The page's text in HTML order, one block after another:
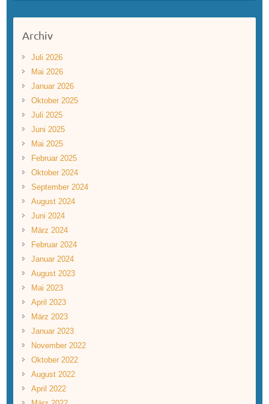
Archiv
Juli 2026
Mai 2026
Januar 2026
Oktober 2025
Juli 2025
Juni 2025
Mai 2025
Februar 2025
Oktober 2024
September 2024
August 2024
Juni 2024
März 2024
Februar 2024
Januar 2024
August 2023
Mai 2023
April 2023
März 2023
Januar 2023
November 2022
Oktober 2022
August 2022
April 2022